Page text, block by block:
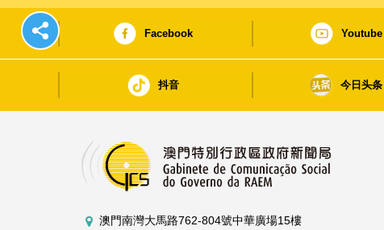
Facebook Youtube
抖音 今日头条
澳門南灣大馬路762-804號中華廣場15樓